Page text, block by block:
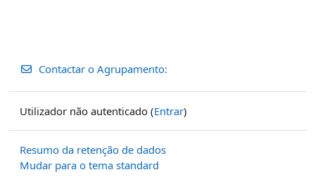
Contactar o Agrupamento:
Utilizador não autenticado (Entrar)
Resumo da retenção de dados
Mudar para o tema standard